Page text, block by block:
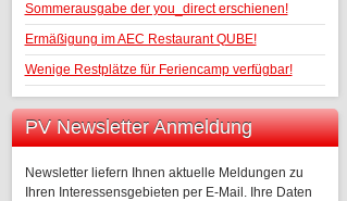
Sommerausgabe der you_direct erschienen!
Ermäßigung im AEC Restaurant QUBE!
Wenige Restplätze für Feriencamp verfügbar!
PV Newsletter Anmeldung
Newsletter liefern Ihnen aktuelle Meldungen zu
Ihren Interessensgebieten per E-Mail. Ihre Daten